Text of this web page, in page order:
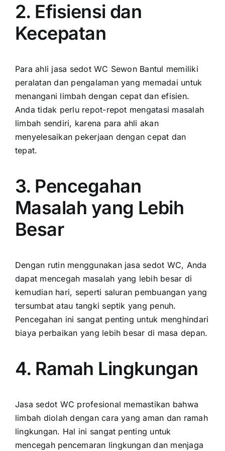
2. Efisiensi dan
Kecepatan
Para ahli jasa sedot WC Sewon Bantul memiliki
peralatan dan pengalaman yang memadai untuk
menangani limbah dengan cepat dan efisien.
Anda tidak perlu repot-repot mengatasi masalah
limbah sendiri, karena para ahli akan
menyelesaikan pekerjaan dengan cepat dan
tepat.
3. Pencegahan
Masalah yang Lebih
Besar
Dengan rutin menggunakan jasa sedot WC, Anda
dapat mencegah masalah yang lebih besar di
kemudian hari, seperti saluran pembuangan yang
tersumbat atau tangki septik yang penuh.
Pencegahan ini sangat penting untuk menghindari
biaya perbaikan yang lebih besar di masa depan.
4. Ramah Lingkungan
Jasa sedot WC profesional memastikan bahwa
limbah diolah dengan cara yang aman dan ramah
lingkungan. Hal ini sangat penting untuk
mencegah pencemaran lingkungan dan menjaga